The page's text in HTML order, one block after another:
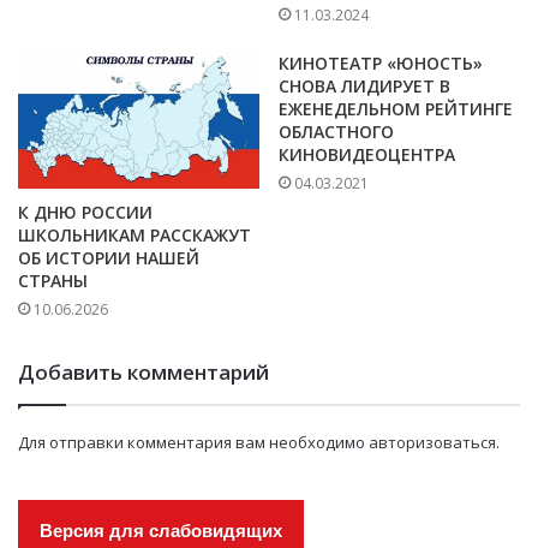
11.03.2024
К ДНЮ РОССИИ
ШКОЛЬНИКАМ РАССКАЖУТ
ОБ ИСТОРИИ НАШЕЙ
СТРАНЫ
10.06.2026
КИНОТЕАТР «ЮНОСТЬ»
СНОВА ЛИДИРУЕТ В
ЕЖЕНЕДЕЛЬНОМ РЕЙТИНГЕ
ОБЛАСТНОГО
КИНОВИДЕОЦЕНТРА
04.03.2021
Добавить комментарий
Для отправки комментария вам необходимо авторизоваться.
Версия для слабовидящих